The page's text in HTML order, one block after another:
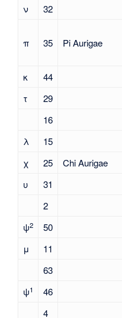
ν
32
π 35 Pi Aurigae
κ 44
τ
29
16
λ
15
χ
25 Chi Aurigae
υ
31
2
ψ2 50
μ
11
63
ψ1 46
4